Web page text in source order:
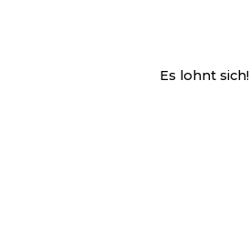
Es lohnt sich!